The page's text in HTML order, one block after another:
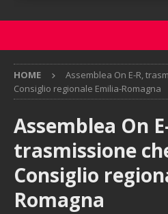
HOME
Assemblea On E-R,
Consiglio regionale Emilia-Romagna
Assemblea On
trasmissione
Consiglio
Romagna